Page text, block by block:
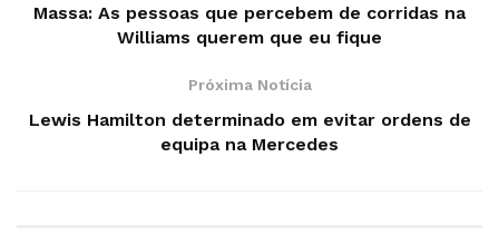
Massa: As pessoas que percebem de corridas na
Williams querem que eu fique
Próxima Notícia
Lewis Hamilton determinado em evitar ordens de
equipa na Mercedes